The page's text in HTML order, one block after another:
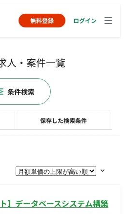
無料登録 ログイン
人・案件一覧
】データベースシステム構築
保存した検索条件
条件検索